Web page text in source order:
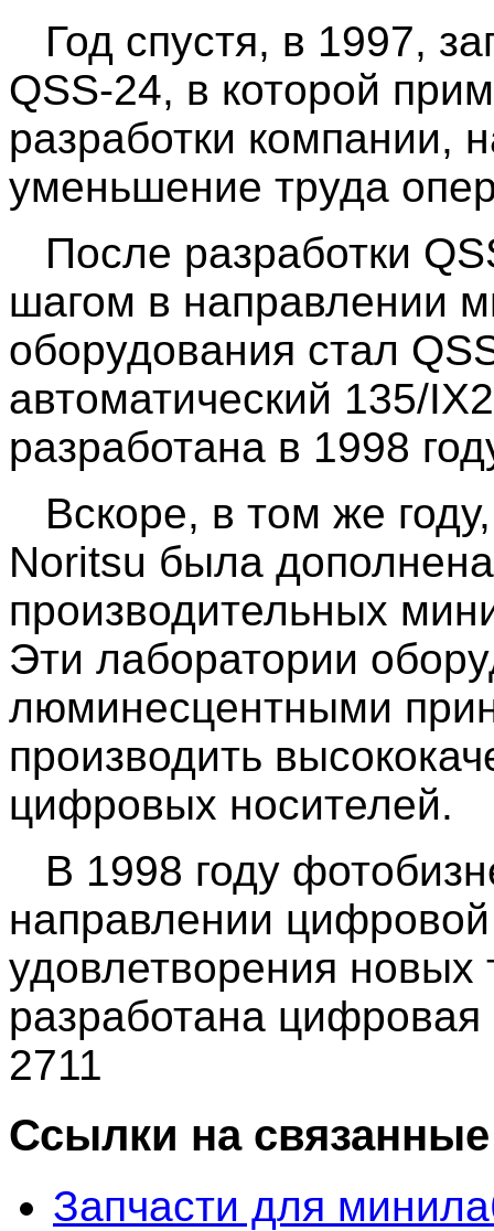
Год спустя, в 1997,
QSS-24, в которой
разработки компании,
уменьшение труда
После разработки
шагом в направлении
оборудования стал
автоматический 135/
разработана в 1998
Вскоре, в том же
Noritsu была
производительных
Эти лаборатории
люминесцентными
производить
цифровых носителей.
В 1998 году
направлении
удовлетворения
разработана
2711
Ссылки на
Запчасти для